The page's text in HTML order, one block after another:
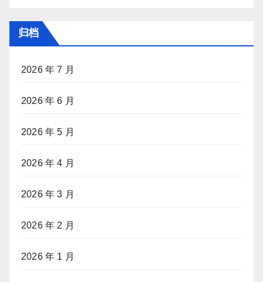
归档
2026 年 7 月
2026 年 6 月
2026 年 5 月
2026 年 4 月
2026 年 3 月
2026 年 2 月
2026 年 1 月